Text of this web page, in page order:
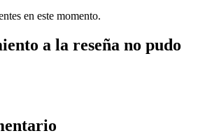
en este momento.
a la reseña no pudo